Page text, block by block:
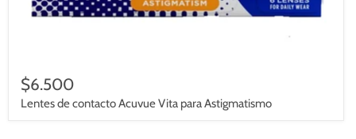
$6.500
Lentes de contacto Acuvue Vita para Astigmatismo